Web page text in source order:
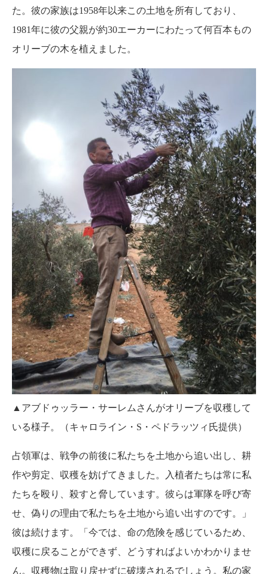
た。彼の家族は1958年以来この土地を所有しており、
1981年に彼の父親が約30エーカーにわたって何百本もの
オリーブの木を植えました。
▲アブドゥッラー・サーレムさんがオリーブを収穫して
いる様子。（キャロライン・S・ペドラッツィ氏提供）
占領軍は、戦争の前後に私たちを土地から追い出し、耕
作や剪定、収穫を妨げてきました。入植者たちは常に私
たちを殴り、殺すと脅しています。彼らは軍隊を呼び寄
せ、偽りの理由で私たちを土地から追い出すのです。」
彼は続けます。「今では、命の危険を感じているため、
収穫に戻ることができず、どうすればよいかわかりませ
ん。収穫物は取り戻せずに破壊されるでしょう。私の家